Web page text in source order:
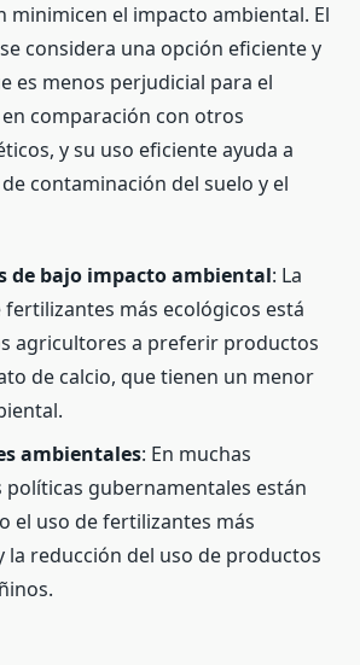
minimicen el impacto ambiental. El
considera una opción eficiente y
es menos perjudicial para el
comparación con otros
y su uso eficiente ayuda a
contaminación del suelo y el
de bajo impacto ambiental: La
más ecológicos está
agricultores a preferir productos
de calcio, que tienen un menor
ambientales: En muchas
políticas gubernamentales están
el uso de fertilizantes más
la reducción del uso de productos